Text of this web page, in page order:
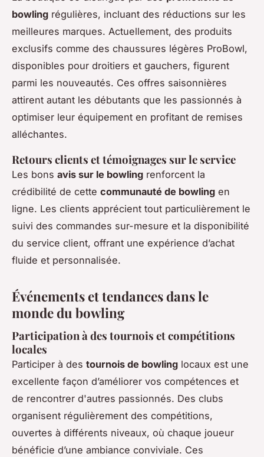
bowling régulières, incluant des réductions sur les
meilleures marques. Actuellement, des produits
exclusifs comme des chaussures légères ProBowl,
disponibles pour droitiers et gauchers, figurent
parmi les nouveautés. Ces offres saisonnières
attirent autant les débutants que les passionnés à
optimiser leur équipement en profitant de remises
alléchantes.
Retours clients et témoignages sur le service
Les bons avis sur le bowling renforcent la
crédibilité de cette communauté de bowling en
ligne. Les clients apprécient tout particulièrement le
suivi des commandes sur-mesure et la disponibilité
du service client, offrant une expérience d’achat
fluide et personnalisée.
Événements et tendances dans le
monde du bowling
Participation à des tournois et compétitions
locales
Participer à des tournois de bowling locaux est une
excellente façon d’améliorer vos compétences et
de rencontrer d'autres passionnés. Des clubs
organisent régulièrement des compétitions,
ouvertes à différents niveaux, où chaque joueur
bénéficie d’une ambiance conviviale. Ces